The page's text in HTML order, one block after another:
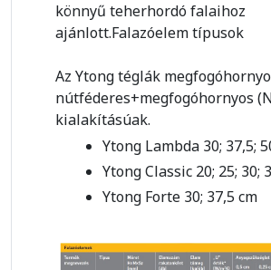
könnyű teherhordó falaihoz
ajánlott.Falazóelem típusok
Az Ytong téglák
nútféderes+megfogóhornyos
kialakításúak.
Ytong Lambda 30; 37,5;
Ytong Classic 20; 25; 30;
Ytong Forte 30; 37,5 cm